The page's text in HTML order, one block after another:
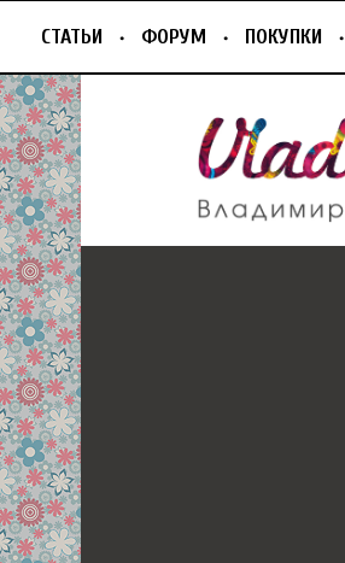
СТАТЬИ ФОРУМ ПОКУПКИ